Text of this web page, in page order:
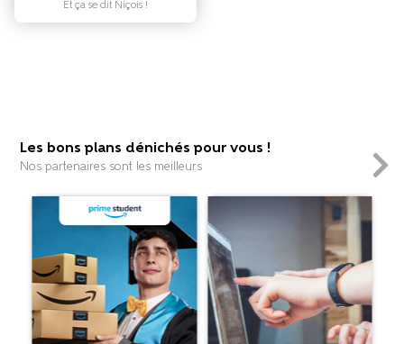
Et ça se dit Niçois !
Les bons plans dénichés pour vous !
Nos partenaires sont les meilleurs